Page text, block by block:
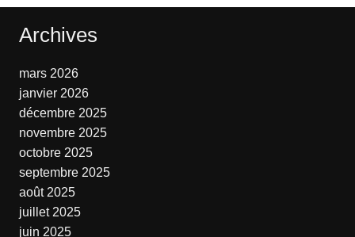
Archives
mars 2026
janvier 2026
décembre 2025
novembre 2025
octobre 2025
septembre 2025
août 2025
juillet 2025
juin 2025